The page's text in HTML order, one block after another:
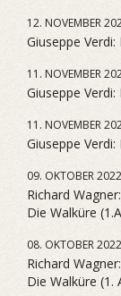
12. NOVEMBER
Giuseppe
11. NOVEMBER
Giuseppe Verdi:
11. NOVEMBER
Giuseppe
09. OKTOBER 2022
Richard
Die Walküre
08. OKTOBER 2022
Richard
Die Walküre (1.